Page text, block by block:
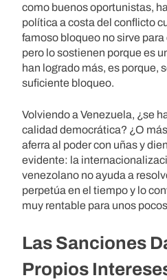
como buenos oportunistas,
política a costa del conflicto
famoso bloqueo no sirve
pero lo sostienen porque es
han logrado más, es porque,
suficiente bloqueo.
Volviendo a Venezuela, ¿se
calidad democrática? ¿O
aferra al poder con uñas y
evidente: la
venezolano no ayuda a
perpetúa en el tiempo y lo
muy rentable para unos
Las Sanciones
Propios